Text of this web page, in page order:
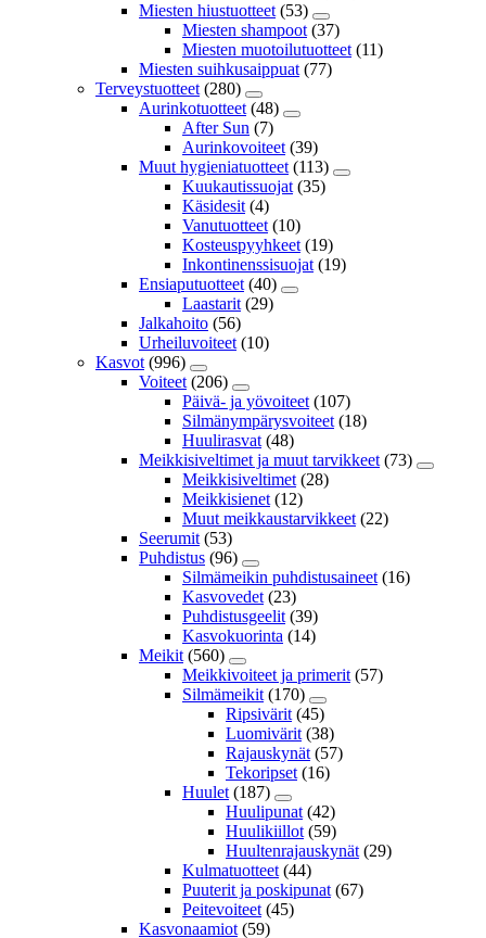
Miesten hiustuotteet (53)
Miesten shampoot (37)
Miesten muotoilutuotteet (11)
Miesten suihkusaippuat (77)
Terveystuotteet (280)
Aurinkotuotteet (48)
After Sun (7)
Aurinkovoiteet (39)
Muut hygieniatuotteet (113)
Kuukautissuojat (35)
Käsidesit (4)
Vanutuotteet (10)
Kosteuspyyhkeet (19)
Inkontinenssisuojat (19)
Ensiaputuotteet (40)
Laastarit (29)
Jalkahoito (56)
Urheiluvoiteet (10)
Kasvot (996)
Voiteet (206)
Päivä- ja yövoiteet (107)
Silmänympärysvoiteet (18)
Huulirasvat (48)
Meikkisiveltimet ja muut tarvikkeet (73)
Meikkisiveltimet (28)
Meikkisienet (12)
Muut meikkaustarvikkeet (22)
Seerumit (53)
Puhdistus (96)
Silmämeikin puhdistusaineet (16)
Kasvovedet (23)
Puhdistusgeelit (39)
Kasvokuorinta (14)
Meikit (560)
Meikkivoiteet ja primerit (57)
Silmämeikit (170)
Ripsivärit (45)
Luomivärit (38)
Rajauskynät (57)
Tekoripset (16)
Huulet (187)
Huulipunat (42)
Huulikiillot (59)
Huultenrajauskynät (29)
Kulmatuotteet (44)
Puuterit ja poskipunat (67)
Peitevoiteet (45)
Kasvonaamiot (59)